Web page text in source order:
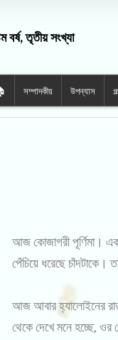
বর্ষ, তৃতীয় সংখ্যা
সম্পাদকীয় উপন্যাস
আজ কোজাগরী পূর্ণিমা।
পেঁচিয়ে ধরেছে
আজ আবার হ্যালোইনের
থেকে দেখে মনে হচ্ছে, ওর